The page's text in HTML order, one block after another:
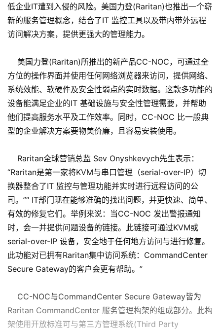
低企业IT遭到入侵的风险。美国力登(Raritan)也推出一个崭
新的服务管理概念，结合了IT 监控工具以及带内带外远程
访问解决方案，提供更强大的管理能力。
美国力登(Raritan)所推出的新产品CC-NOC，可通过全
方位的操作界面并使用任何网络浏览器来访问，提供网络、
系统效能、软硬件及安全性弱点的实时数据。这款多功能的
设备能满足企业的IT 基础设施与安全性管理需要，并帮助
他们提高服务水平及工作效率。同时，CC-NOC 比一般典
型的企业解决方案要物美价廉，且容易安装使用。
Raritan全球营销总监 Sev Onyshkevych先生表示：
“Raritan是第一家将KVM与串口管理（serial-over-IP）切
换器整合了IT 监控与管理功能并实时进行远程访问的公
司。”“ IT部门现在能够准确的找出问题，并更快速、简单、
有效的修复它们。举例来说：当CC-NOC 发出警报通知
时，会一并提供问题设备的链接。此链接可通过KVM或
serial-over-IP 设备，安全地于任何地方访问与进行修复。
此功能对已拥有Raritan集中访问系统：CommandCenter
Secure Gateway的客户会更有帮助。”
CC-NOC与CommandCenter Secure Gateway皆为
Raritan CommandCenter 服务管理构架的组成部分。此构
架使用开放标准可与第三方管理系统(Third Party